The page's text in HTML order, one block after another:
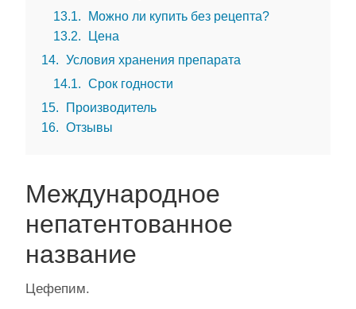
13.1
Можно ли купить без рецепта?
13.2
Цена
14
Условия хранения препарата
14.1
Срок годности
15
Производитель
16
Отзывы
Международное
непатентованное
название
Цефепим.